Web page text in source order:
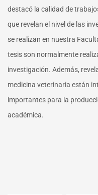
destacó la calidad de
que revelan el nivel de las
se realizan en nuestra
tesis son normalmente
investigación. Además,
medicina veterinaria están
importantes para la
académica.